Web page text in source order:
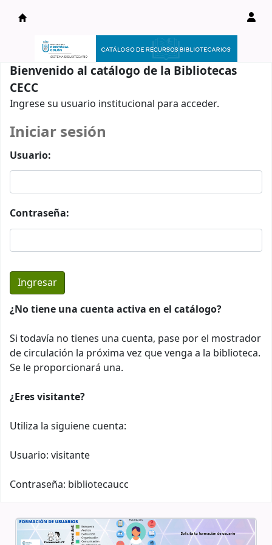
Catálogo en línea
Bienvenido al catálogo de la Bibliotecas
CECC
Ingrese su usuario institucional para acceder.
Iniciar sesión
Usuario:
Contraseña:
¿No tiene una cuenta activa en el catálogo?
Si todavía no tienes una cuenta, pase por el mostrador
de circulación la próxima vez que venga a la biblioteca.
Se le proporcionará una.
¿Eres visitante?
Utiliza la siguiene cuenta:
Usuario: visitante
Contraseña: bibliotecaucc